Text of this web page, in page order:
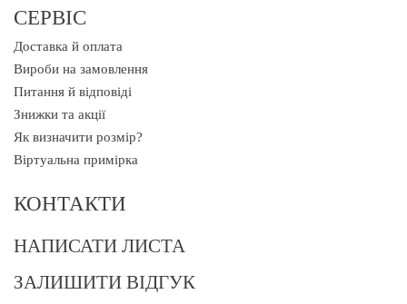
СЕРВІС
Доставка й оплата
Вироби на замовлення
Питання й відповіді
Знижки та акції
Як визначити розмір?
Віртуальна примірка
КОНТАКТИ
НАПИСАТИ ЛИСТА
ЗАЛИШИТИ ВІДГУК